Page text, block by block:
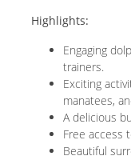
Highlights:
Engaging
trainers.
Exciting
manatees,
A delicious
Free access
Beautiful